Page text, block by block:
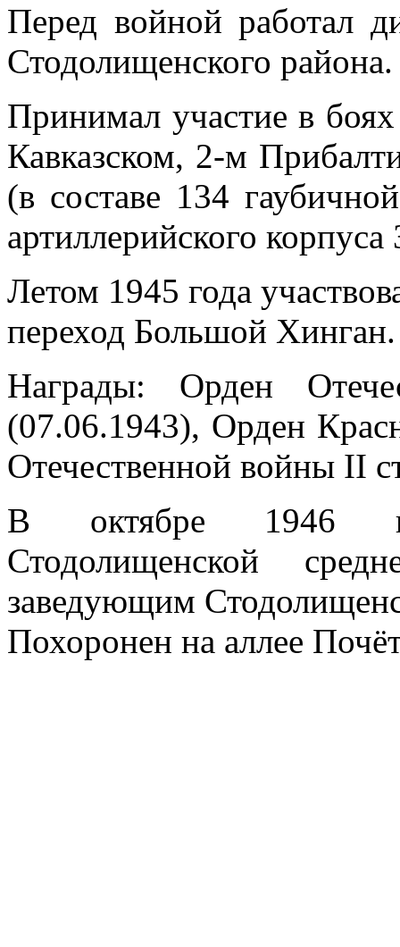
Перед войной работал
Стодолищенского
Принимал участие в
Кавказском, 2-м
(в составе 134
артиллерийского
Летом 1945 года
переход Большой Хинган.
Награды: Орден
(07.06.1943), Орден
Отечественной войны II
В октябре 1946
Стодолищенской
заведующим
Похоронен на аллее